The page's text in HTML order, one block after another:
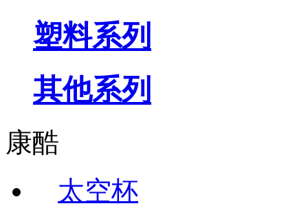
塑料系列
其他系列
康酷
太空杯